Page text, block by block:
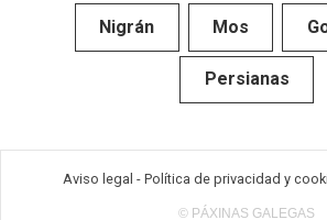
Nigrán Mos
Persianas
Aviso legal - Política de privacidad y
© PÁXINAS GALEGAS